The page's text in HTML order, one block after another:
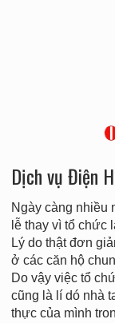
Dịch vụ Điện
Ngày càng nhiều
lễ thay vì tổ chức
Lý do thật đơn
ở các căn hộ
Do vậy việc tổ
cũng là lí dó nhà
thực của mình